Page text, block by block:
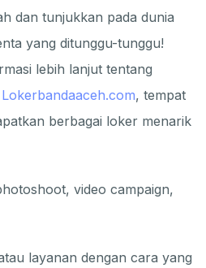
dan tunjukkan pada dunia
yang ditunggu-tunggu!
lebih lanjut tentang
Lokerbandaaceh.com, tempat
berbagai loker menarik
video campaign,
layanan dengan cara yang